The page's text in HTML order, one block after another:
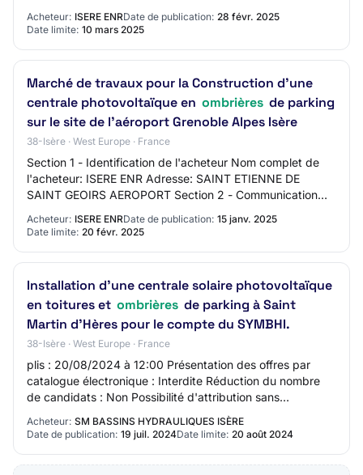
contact:…
Acheteur: ISERE ENRDate de publication: 28 févr. 2025
Date limite: 10 mars 2025
Marché de travaux pour la Construction d'une
centrale photovoltaïque en ombrières de parking
sur le site de l'aéroport Grenoble Alpes Isère
38-Isère · West Europe · France
Section 1 - Identification de l'acheteur Nom complet de
l'acheteur: ISERE ENR Adresse: SAINT ETIENNE DE
SAINT GEOIRS AEROPORT Section 2 - Communication
Acheteur: ISERE ENRDate de publication: 15 janv. 2025
Date limite: 20 févr. 2025
Installation d'une centrale solaire photovoltaïque
en toitures et ombrières de parking à Saint
Martin d'Hères pour le compte du SYMBHI.
38-Isère · West Europe · France
plis : 20/08/2024 à 12:00 Présentation des offres par
catalogue électronique : Interdite Réduction du nombre
de candidats : Non Possibilité d'attribution sans
négociation : Non L'acheteur exige la pr…
Acheteur: SM BASSINS HYDRAULIQUES ISÈRE
Date de publication: 19 juil. 2024Date limite: 20 août 2024